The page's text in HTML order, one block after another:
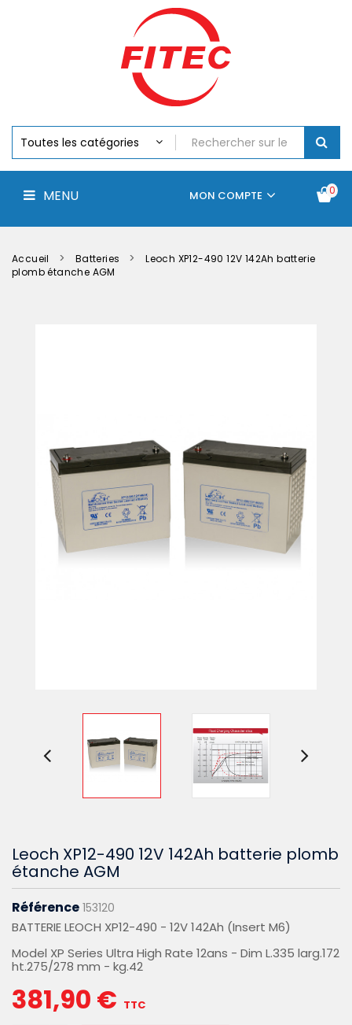
MENU 0
MON COMPTE
Chargeurs
Accus
Perceuse,
Visseuse
Batteries
Accueil Batteries
Leoch XP12-490 12V 142Ah batterie
plomb étanche AGM
Leoch XP12-490 12V 142Ah batterie plomb
étanche AGM
Référence 153120
BATTERIE LEOCH XP12-490 - 12V 142Ah (Insert M6)
Model XP Series Ultra High Rate 12ans - Dim L.335 larg.172
ht.275/278 mm - kg.42
381,90 € TTC